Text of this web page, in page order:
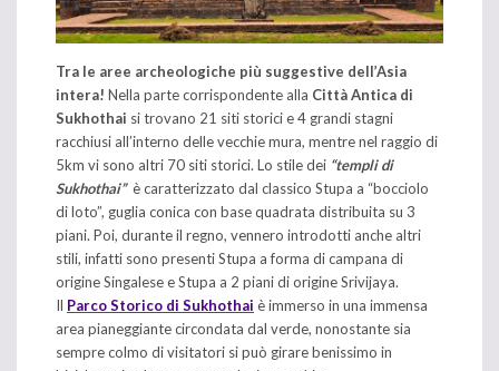
Tra le aree archeologiche più suggestive dell’Asia
intera! Nella parte corrispondente alla Città Antica di
Sukhothai si trovano 21 siti storici e 4 grandi stagni
racchiusi all’interno delle vecchie mura, mentre nel raggio di
5km vi sono altri 70 siti storici. Lo stile dei “templi di
Sukhothai”è caratterizzato dal classico Stupa a “bocciolo
di loto”, guglia conica con base quadrata distribuita su 3
piani. Poi, durante il regno, vennero introdotti anche altri
stili, infatti sono presenti Stupa a forma di campana di
origine Singalese e Stupa a 2 piani di origine Srivijaya.
Il Parco Storico di Sukhothai è immerso in una immensa
area pianeggiante circondata dal verde, nonostante sia
sempre colmo di visitatori si può girare benissimo in